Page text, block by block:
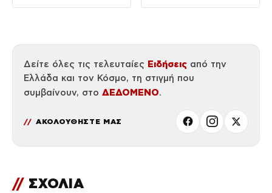
Δείτε όλες τις τελευταίες Ειδήσεις από την
Ελλάδα και τον Κόσμο, τη στιγμή που
συμβαίνουν, στο ΔΕΔΟΜΕΝΟ.
ΑΚΟΛΟΥΘΗΣΤΕ ΜΑΣ
// ΣΧΟΛΙΑ